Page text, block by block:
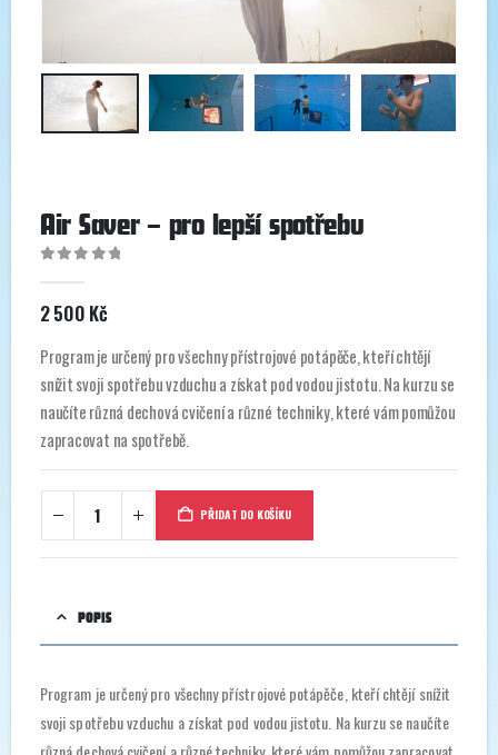
Air Saver – pro lepší spotřebu
2 500 Kč
Program je určený pro všechny přístrojové potápěče, kteří chtějí
snížit svoji spotřebu vzduchu a získat pod vodou jistotu. Na kurzu se
naučíte různá dechová cvičení a různé techniky, které vám pomůžou
zapracovat na spotřebě.
PŘIDAT DO KOŠÍKU
POPIS
Program je určený pro všechny přístrojové potápěče, kteří chtějí snížit
svoji spotřebu vzduchu a získat pod vodou jistotu. Na kurzu se naučíte